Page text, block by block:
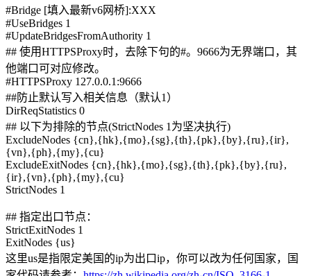
#Bridge [填入最新v6网桥]:XXX
#UseBridges 1
#UpdateBridgesFromAuthority 1
## 使用HTTPSProxy时，去除下句的#。9666为无界端口，其
他端口可对应修改。
#HTTPSProxy 127.0.0.1:9666
##防止默认写入相关信息（默认1）
DirReqStatistics 0
## 以下为排除的节点(StrictNodes 1为坚决执行)
ExcludeNodes {cn},{hk},{mo},{sg},{th},{pk},{by},{ru},{ir},
{vn},{ph},{my},{cu}
ExcludeExitNodes {cn},{hk},{mo},{sg},{th},{pk},{by},{ru},
{ir},{vn},{ph},{my},{cu}
StrictNodes 1
## 指定出口节点：
StrictExitNodes 1
ExitNodes {us}
这里us是指限定美国的ip为出口ip，你可以改为任何国家，国